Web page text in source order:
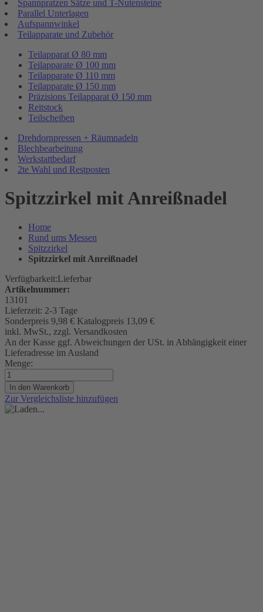
Spannpratzen Sätze und T-Nutensteine
Parallel Unterlagen
Aufspannwinkel
Teilapparate und Zubehör
Teilapparat Ø 80 mm
Teilapparate Ø 100 mm
Teilapparate Ø 110 mm
Teilapparate Ø 150 mm
Präzisions Teilapparat Ø 150 mm
Reitstock
Teilscheiben
Drehdornpressen + Räumnadeln
Blechbearbeitung
Werkstattbedarf
2te Wahl und Restposten
Spitzzirkel mit Anreißnadel
Home
Rund ums Messen
Spitzzirkel
Spitzzirkel mit Anreißnadel
Verfügbarkeit:Lieferbar
Artikelnummer:
13101
Lieferzeit: 2-3 Tage
Sonderpreis 9,98 € Katalogpreis 13,09 €
inkl. MwSt., zzgl. Versandkosten
An der Kasse ggf. Abweichungen der USt. in Abhängigkeit einer
Lieferadresse im Ausland
Menge:
In den Warenkorb
Zur Vergleichsliste hinzufügen